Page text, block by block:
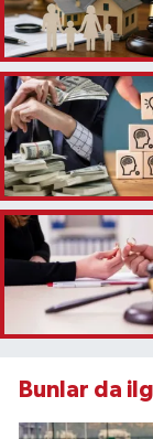
Bunlar da